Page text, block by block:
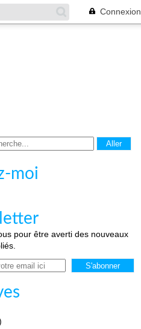
Connexion
moi
pour être averti des nouveaux